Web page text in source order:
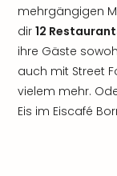
mehrgängigen
dir 12
ihre Gäste
auch mit Street
vielem mehr.
Eis im Eiscafé